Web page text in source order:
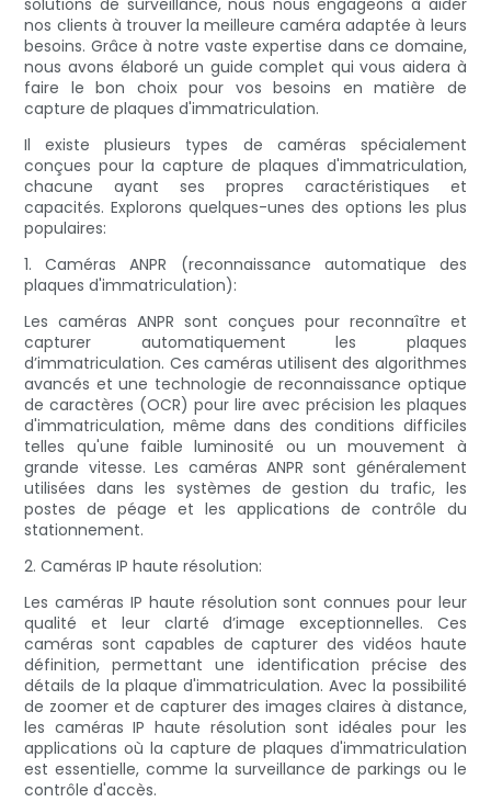
solutions de surveillance, nous nous engageons à aider
nos clients à trouver la meilleure caméra adaptée à leurs
besoins. Grâce à notre vaste expertise dans ce domaine,
nous avons élaboré un guide complet qui vous aidera à
faire le bon choix pour vos besoins en matière de
capture de plaques d'immatriculation.
Il existe plusieurs types de caméras spécialement
conçues pour la capture de plaques d'immatriculation,
chacune ayant ses propres caractéristiques et
capacités. Explorons quelques-unes des options les plus
populaires:
1. Caméras ANPR (reconnaissance automatique des
plaques d'immatriculation):
Les caméras ANPR sont conçues pour reconnaître et
capturer automatiquement les plaques
d’immatriculation. Ces caméras utilisent des algorithmes
avancés et une technologie de reconnaissance optique
de caractères (OCR) pour lire avec précision les plaques
d'immatriculation, même dans des conditions difficiles
telles qu'une faible luminosité ou un mouvement à
grande vitesse. Les caméras ANPR sont généralement
utilisées dans les systèmes de gestion du trafic, les
postes de péage et les applications de contrôle du
stationnement.
2. Caméras IP haute résolution:
Les caméras IP haute résolution sont connues pour leur
qualité et leur clarté d’image exceptionnelles. Ces
caméras sont capables de capturer des vidéos haute
définition, permettant une identification précise des
détails de la plaque d'immatriculation. Avec la possibilité
de zoomer et de capturer des images claires à distance,
les caméras IP haute résolution sont idéales pour les
applications où la capture de plaques d'immatriculation
est essentielle, comme la surveillance de parkings ou le
contrôle d'accès.